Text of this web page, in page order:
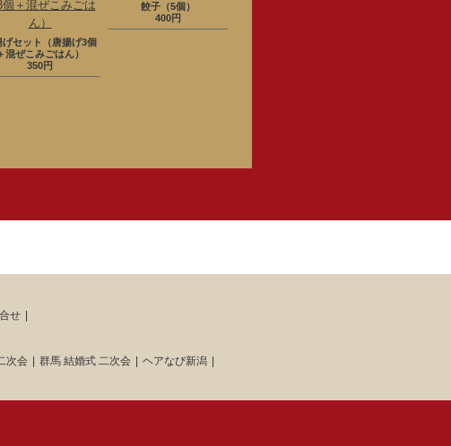
げセット（唐揚げ3個
混ぜこみごはん）
350円
餃子（5個）
400円
せ
次会 群馬 結婚式 二次会
ヘアなび新潟